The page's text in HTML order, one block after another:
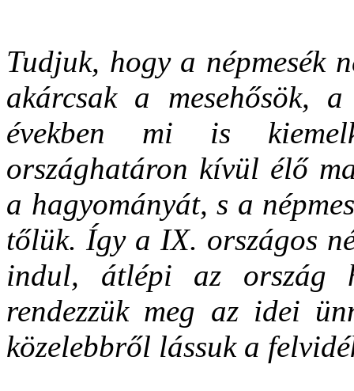
Tudjuk, hogy a népmesék
akárcsak a mesehősök,
években mi is
országhatáron kívül élő
a hagyományát, s a
tőlük. Így a IX. országos
indul, átlépi az ország
rendezzük meg az idei
közelebbről lássuk a